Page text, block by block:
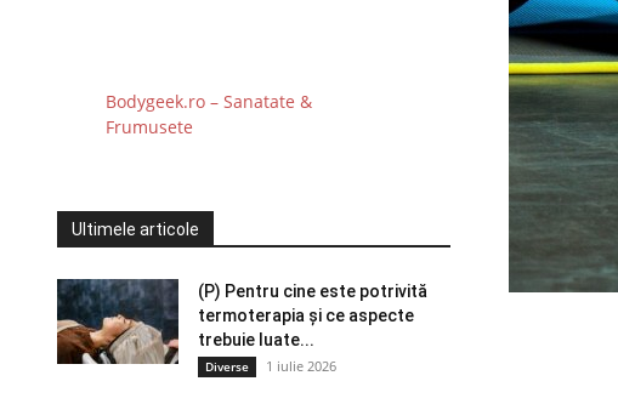
Bodygeek.ro – Sanatate &
Frumusete
Ultimele articole
(P) Pentru cine este potrivită
termoterapia și ce aspecte
trebuie luate...
Diverse 1 iulie 2026